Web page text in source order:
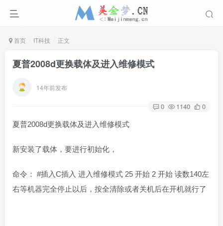
首页 IT科技 正文
夏普2008d更换载体及进入维修模式
14年前发布
0 1140 0
夏普2008d更换载体及进入维修模式
新安装了载体，要进行初始化，
命令： #插入C插入 进入维修模式 25 开始 2 开始 读数140左
右等机器完全停止以后，按全清除或者关机后在开机就行了